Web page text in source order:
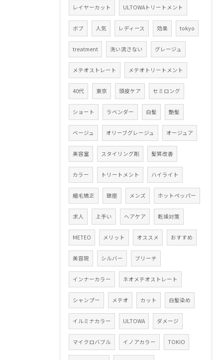
レイヤーカット ULTOWAトリートメント
ボブ 人気 レディース 効果 tokyo
treatment 洗い流さない グレージュ
メテオストレート メテオトリートメント
40代 東京 頭皮ケア セミロング
ショート ラベンダー 白髪 艶髪
ベージュ オリーブグレージュ オージュア
美容室 スタイリング剤 髪質改善
カラー トリートメント ハイライト
縮毛矯正 銀座 メンズ ホットペッパー
求人 上手い ヘアケア 乾燥対策
METEO メリット オススメ おすすめ
美容院 シルバー ブリーチ
インナーカラー ネオメテオストレート
シャンプー メテオ カット 白髪染め
イルミナカラー ULTOWA ダメージ
マイクロバブル イノアカラー TOKIO